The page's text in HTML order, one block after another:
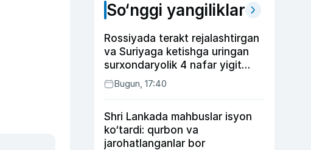
So‘nggi yangiliklar
Rossiyada terakt rejalashtirgan
va Suriyaga ketishga uringan
surxondaryolik 4 nafar yigit
qamaldi
Bugun, 17:40
Shri Lankada mahbuslar isyon
ko‘tardi: qurbon va
jarohatlanganlar bor